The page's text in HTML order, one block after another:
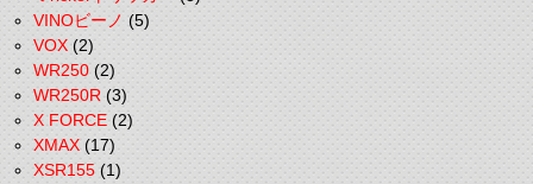
VINOビーノ(5)
VOX(2)
WR250(2)
WR250R(3)
X FORCE(2)
XMAX(17)
XSR155(1)